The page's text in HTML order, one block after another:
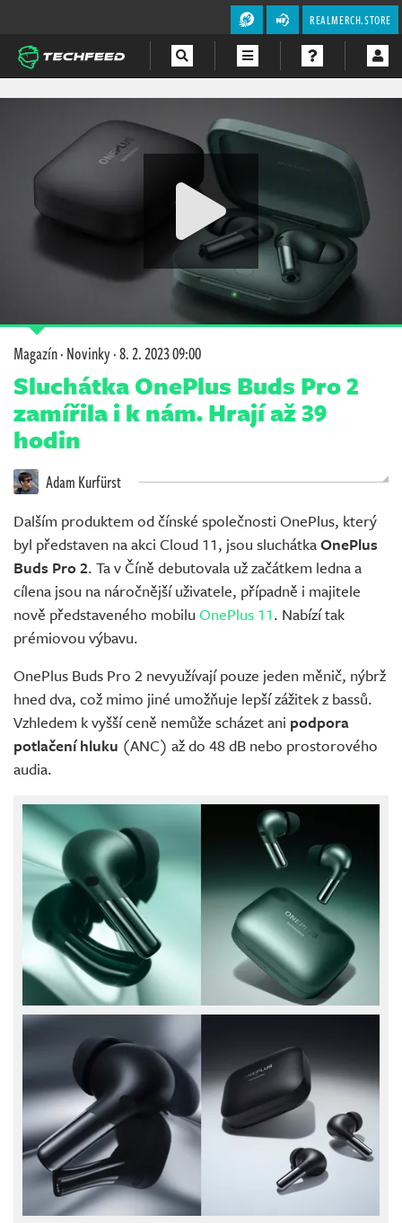
REALMERCH.STORE
Soutěže
Magazín·Novinky·8. 2. 2023 09:00
Sluchátka OnePlus Buds Pro 2
zamířila i k nám. Hrají až 39
hodin
Adam Kurfürst
Dalším produktem od čínské společnosti OnePlus, který
byl představen na akci Cloud 11, jsou sluchátkaOnePlus
Buds Pro 2. Ta v Číně debutovala už začátkem ledna a
cílena jsou na náročnější uživatele, případně i majitele
nově představeného mobilu OnePlus 11. Nabízí tak
prémiovou výbavu.
OnePlus Buds Pro 2 nevyužívají pouze jeden měnič, nýbrž
hned dva, což mimo jiné umožňuje lepší zážitek z bassů.
Vzhledem k vyšší ceně nemůže scházet ani podpora
potlačení hluku (ANC) až do 48 dB nebo prostorového
audia.